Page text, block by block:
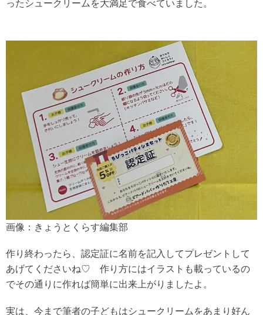
ったシュークリームを大満足で食べていました。
画像：きょうとくらす編集部
作り終わったら、認定証に名前を記入してプレゼントして
あげてくださいね♡ 作り方にはイラストも載っているの
でその通りに作れば簡単に出来上がりましたよ。
実は、今まで筆者の子どもはシュークリームをあまり好ん